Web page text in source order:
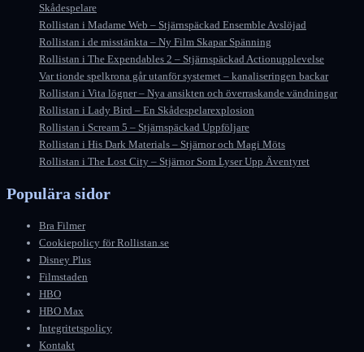
Skådespelare
Rollistan i Madame Web – Stjärnspäckad Ensemble Avslöjad
Rollistan i de misstänkta – Ny Film Skapar Spänning
Rollistan i The Expendables 2 – Stjärnspäckad Actionupplevelse
Var tionde spelkrona går utanför systemet – kanaliseringen backar
Rollistan i Vita lögner – Nya ansikten och överraskande vändningar
Rollistan i Lady Bird – En Skådespelarexplosion
Rollistan i Scream 5 – Stjärnspäckad Uppföljare
Rollistan i His Dark Materials – Stjärnor och Magi Möts
Rollistan i The Lost City – Stjärnor Som Lyser Upp Äventyret
Populära sidor
Bra Filmer
Cookiepolicy för Rollistan.se
Disney Plus
Filmstaden
HBO
HBO Max
Integritetspolicy
Kontakt